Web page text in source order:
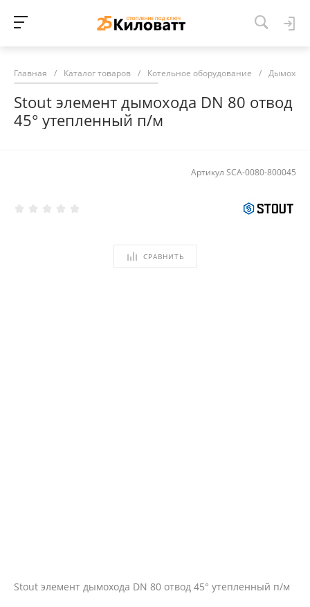
Главная / Каталог товаров / Котельное оборудование /
Stout элемент дымохода DN 80 отвод
45° утепленный п/м
Артикул SCA-0080-800045
СРАВНИТЬ
Stout элемент дымохода DN 80 отвод 45° утепленный п/м